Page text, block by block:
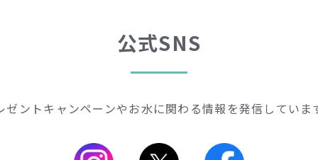
公式SNS
ゼントキャンペーンやお水に関わる情報を発信していま